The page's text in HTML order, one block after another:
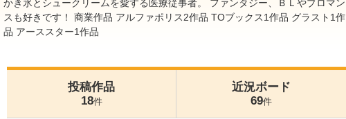
かき氷とシュークリームを愛する医療従事者。 ファンタジー、ＢＬやブロマン
スも好きです！ 商業作品 アルファポリス2作品 TOブックス1作品 グラスト1作
品 アーススター1作品
投稿作品
18件
近況ボード
69件